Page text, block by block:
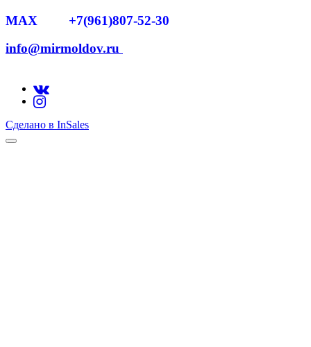
MAX +7(961)807-52-30
info@mirmoldov.ru
Сделано в InSales